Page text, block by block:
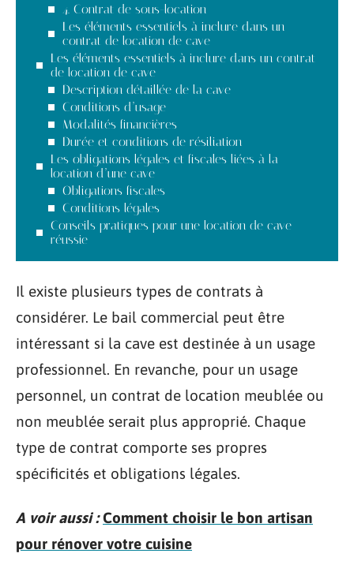
4. Contrat de sous-location
Les éléments essentiels à inclure dans un
contrat de location de cave
Les éléments essentiels à inclure dans un contrat
de location de cave
Description détaillée de la cave
Conditions d’usage
Modalités financières
Durée et conditions de résiliation
Les obligations légales et fiscales liées à la
location d’une cave
Obligations fiscales
Conditions légales
Conseils pratiques pour une location de cave
réussie
Il existe plusieurs types de contrats à
considérer. Le bail commercial peut être
intéressant si la cave est destinée à un usage
professionnel. En revanche, pour un usage
personnel, un contrat de location meublée ou
non meublée serait plus approprié. Chaque
type de contrat comporte ses propres
spécificités et obligations légales.
A voir aussi : Comment choisir le bon artisan
pour rénover votre cuisine